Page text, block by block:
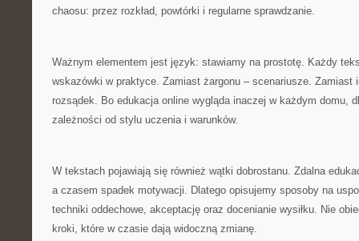
chaosu: przez rozkład, powtórki i regularne sprawdzanie.
Ważnym elementem jest język: stawiamy na prostotę. Każdy
wskazówki w praktyce. Zamiast żargonu – scenariusze. Zamiast
rozsądek. Bo edukacja online wygląda inaczej w każdym domu,
zależności od stylu uczenia i warunków.
W tekstach pojawiają się również wątki dobrostanu. Zdalna
a czasem spadek motywacji. Dlatego opisujemy sposoby na
techniki oddechowe, akceptację oraz docenianie wysiłku. Nie
kroki, które w czasie dają widoczną zmianę.